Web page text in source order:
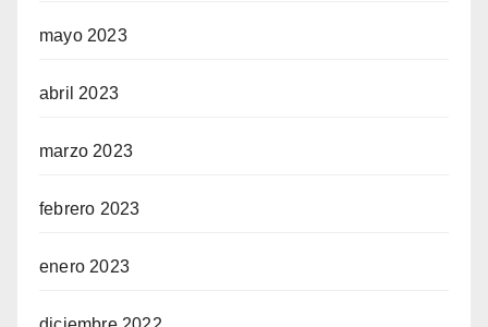
mayo 2023
abril 2023
marzo 2023
febrero 2023
enero 2023